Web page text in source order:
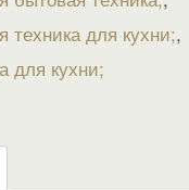
техника для кухни ,
для кухни